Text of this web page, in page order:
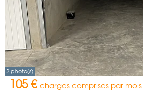
2 photo(s)
105 € charges comprises par mois